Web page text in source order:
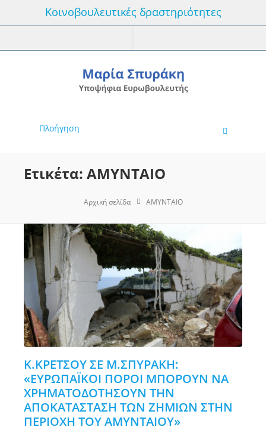
Κοινοβουλευτικές δραστηριότητες
Πλοήγηση
Ετικέτα: ΑΜΥΝΤΑΙΟ
Αρχική σελίδα ΑΜΥΝΤΑΙΟ
Κ.ΚΡΕΤΣΟΥ ΣΕ Μ.ΣΠΥΡΑΚΗ:
«ΕΥΡΩΠΑΪΚΟΙ ΠΟΡΟΙ ΜΠΟΡΟΥΝ ΝΑ
ΧΡΗΜΑΤΟΔΟΤΗΣΟΥΝ ΤΗΝ
ΑΠΟΚΑΤΑΣΤΑΣΗ ΤΩΝ ΖΗΜΙΩΝ ΣΤΗΝ
ΠΕΡΙΟΧΗ ΤΟΥ ΑΜΥΝΤΑΙΟΥ»